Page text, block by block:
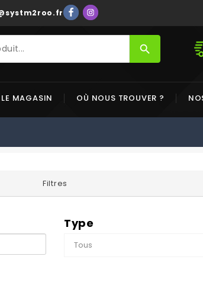
search
LE MAGASIN OÙ NOUS TROUVER ?
Filtres
Type